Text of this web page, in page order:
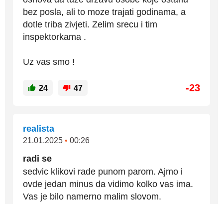
bez posla, ali to moze trajati godinama, a
dotle triba zivjeti. Zelim srecu i tim
inspektorkama .
Uz vas smo !
24 47 -23
realista
21.01.2025 • 00:26
radi se
sedvic klikovi rade punom parom. Ajmo i
ovde jedan minus da vidimo kolko vas ima.
Vas je bilo namerno malim slovom.